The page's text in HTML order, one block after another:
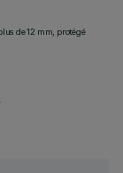
de 12 mm, protégé